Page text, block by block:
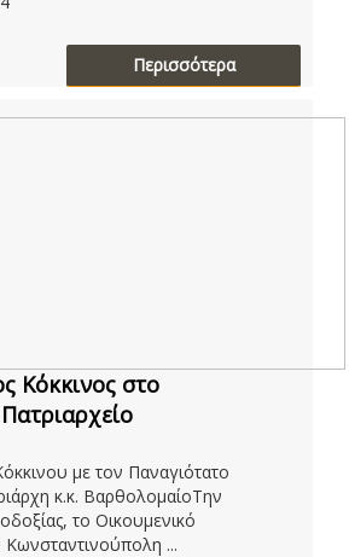
Περισσότερα
Κόκκινος στο
με τον Παναγιότατο
κ.κ. ΒαρθολομαίοΤην
το Οικουμενικό
Κωνσταντινούπολη ...